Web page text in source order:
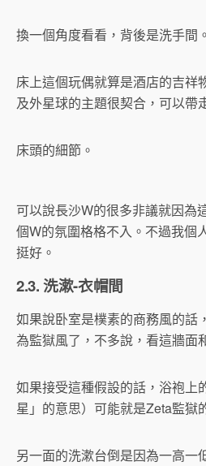
換一個角度看看，背後是洗手間。
床上這個玩偶就算是酒店的吉祥
及外星球的主題很契合，可以帶
床頭的細節。
可以說長沙W的很多非議就因為
個W的氛圍格格不入。不過我個
挺好。
2.3. 洗漱-衣帽間
如果說卧室是樸素的商務風的話
為監獄風了，不多說，看這牆面
如果接受這種假設的話，浴袍上
星」的意思）可能就是Zeta監獄
另一面的洗漱台倒是因為一高一